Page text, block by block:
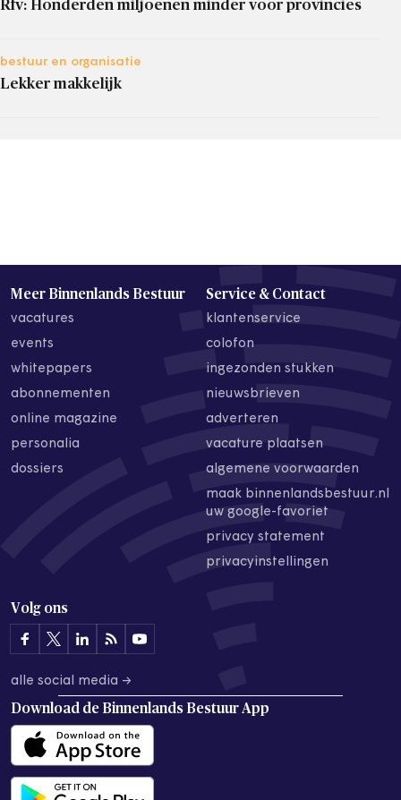
Rfv: Honderden miljoenen minder voor provincies
bestuur en organisatie
Lekker makkelijk
Meer Binnenlands Bestuur
vacatures
events
whitepapers
abonnementen
online magazine
personalia
dossiers
Service & Contact
klantenservice
colofon
ingezonden stukken
nieuwsbrieven
adverteren
vacature plaatsen
algemene voorwaarden
maak binnenlandsbestuur.nl
uw google-favoriet
privacy statement
privacyinstellingen
Volg ons
alle social media →
Download de Binnenlands Bestuur App